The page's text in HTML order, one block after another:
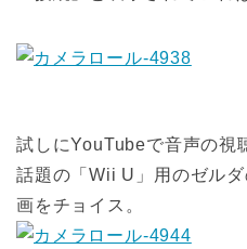
試しにYouTubeで音声の視
話題の「Wii U」用のゼル
画をチョイス。